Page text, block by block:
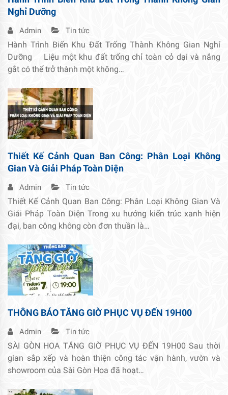
Nghỉ Dưỡng
Admin Tin tức
Hành Trình Biến Khu Đất Trống Thành Không Gian Nghỉ
Dưỡng Liệu một khu đất trống chỉ toàn cỏ dại và nắng
gắt có thể trở thành một không…
Thiết Kế Cảnh Quan Ban Công: Phân Loại Không
Gian Và Giải Pháp Toàn Diện
Admin Tin tức
Thiết Kế Cảnh Quan Ban Công: Phân Loại Không Gian Và
Giải Pháp Toàn Diện Trong xu hướng kiến trúc xanh hiện
đại, ban công không còn đơn thuần là…
THÔNG BÁO TĂNG GIỜ PHỤC VỤ ĐẾN 19H00
Admin Tin tức
SÀI GÒN HOA TĂNG GIỜ PHỤC VỤ ĐẾN 19H00 Sau thời
gian sắp xếp và hoàn thiện công tác vận hành, vườn và
showroom của Sài Gòn Hoa đã hoạt…